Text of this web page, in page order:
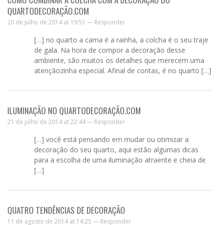
QUARTODECORAÇÃO.COM
20 de julho de 2014 at 19:51 — Responder
[…] no quarto a cama é a rainha, a colcha é o seu traje
de gala. Na hora de compor a decoração desse
ambiente, são muitos os detalhes que merecem uma
atençãozinha especial. Afinal de contas, é no quarto […]
ILUMINAÇÃO NO QUARTODECORAÇÃO.COM
21 de julho de 2014 at 22:44 — Responder
[…] você está pensando em mudar ou otimizar a
decoração do seu quarto, aqui estão algumas dicas
para a escolha de uma iluminação atraente e cheia de
[…]
QUATRO TENDÊNCIAS DE DECORAÇÃO
11 de agosto de 2014 at 14:25 — Responder